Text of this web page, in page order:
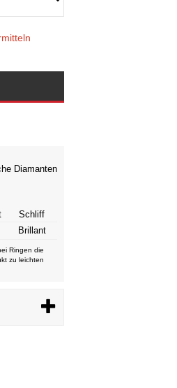
Diamanten
Schliff
Brillant
Ringen die
zu leichten